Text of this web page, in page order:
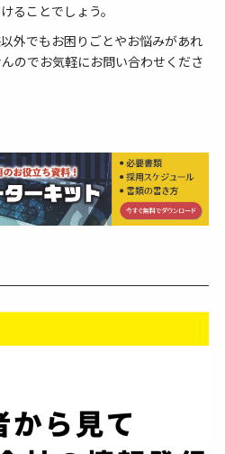
ることでしょう。
外でもお困りごとやお悩みがあれ
のでお気軽にお問い合わせくださ